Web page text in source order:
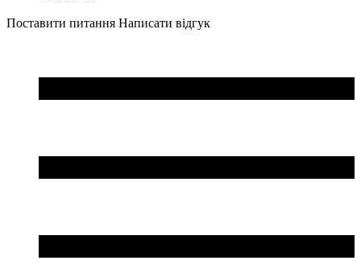
Поставити питання Написати відгук